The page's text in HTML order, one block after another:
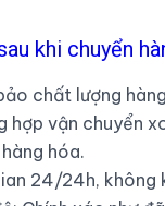
khi chuyển
chất lượng
hợp vận chuyển
hóa.
24/24h, không